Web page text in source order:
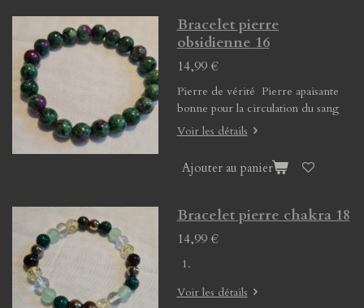
Bracelet pierre
obsidienne 16
14,99 €
Pierre de vérité Pierre apaisante
bonne pour la circulation du sang
Voir les détails
Ajouter au panier
Bracelet pierre chakra 18
14,99 €
Voir les détails